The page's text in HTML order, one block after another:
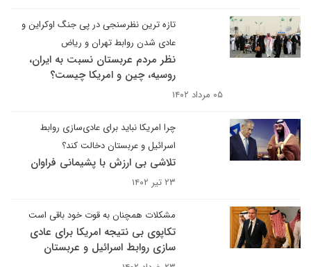
تازه ترین نظرسنجی در پی جنگ اوکراین و
عادی شدن روابط تهران و ریاض
نظر مردم عربستان نسبت به ایران،
روسیه، چین و امریکا چیست؟
۰۵ مرداد ۱۴۰۲
چرا امریکا نباید برای عادی‌سازی روابط
اسرائیل و عربستان دخالت کند؟
تلاشی بی ارزش با پشیمانی فراوان
۲۳ تیر ۱۴۰۲
مشکلات همچنان به قوت خود باقی است
تکاپوی بی نتیجه امریکا برای عادی
سازی روابط اسرائیل و عربستان